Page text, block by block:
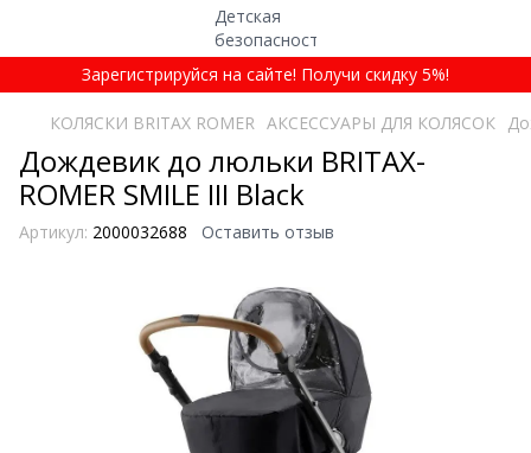
Зарегистрируйся на сайте! Получи скидку 5%!
КОЛЯСКИ BRITAX ROMER АКСЕССУАРЫ ДЛЯ КОЛЯСОК
Дождевик до люльки BRITAX-
ROMER SMILE III Black
Артикул: 2000032688 Оставить отзыв